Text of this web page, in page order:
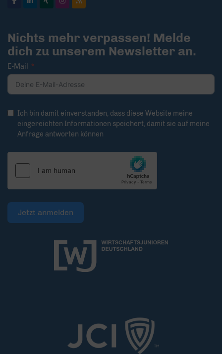
Nichts mehr verpassen! Melde
dich zu unserem Newsletter an.
E-Mail
Ich bin damit einverstanden, dass diese Website meine
eingereichten Informationen speichert, damit sie auf meine
Anfrage antworten können
Jetzt anmelden